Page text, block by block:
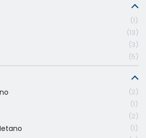
1
13
3
5
2
1
2
1